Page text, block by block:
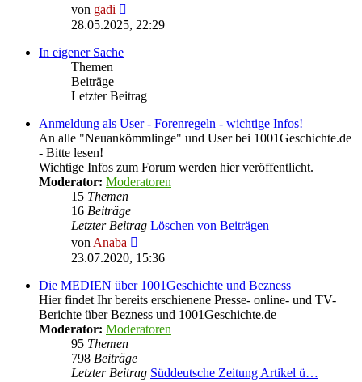
von gadi
Beitrag
28.05.2025, 22:29
In eigener Sache
Themen
Beiträge
Letzter Beitrag
Anmeldung als User - Forenregeln - wichtige Infos!
An alle "Neuankömmlinge" und User bei 1001Geschichte.de
- Bitte lesen!
Wichtige Infos zum Forum werden hier veröffentlicht.
Moderator: Moderatoren
15 Themen
16 Beiträge
Letzter Beitrag Löschen von Beiträgen
von Anaba
Beitrag
23.07.2020, 15:36
Die MEDIEN über 1001Geschichte und Bezness
Hier findet Ihr bereits erschienene Presse- online- und TV-
Berichte über Bezness und 1001Geschichte.de
Moderator: Moderatoren
95 Themen
798 Beiträge
Letzter Beitrag Süddeutsche Zeitung Artikel ü…